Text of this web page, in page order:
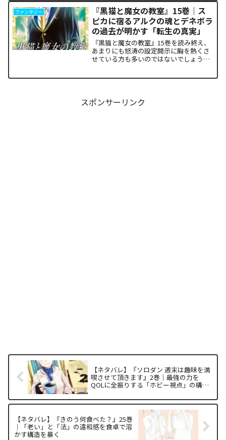
ち塞がります。彼が主張する「狂気の平
和論」と四谷友助たち...
ファンタジー
『黒猫と魔女の教室』15巻｜ス
ピカに宿るアルクの魂とデネボラ
の過去が明かす「転生の真実」
『黒猫と魔女の教室』15巻を読み終え、
あまりにも怒涛の設定開示に胸を熱くさ
せている方も多いのではないでしょう
スポンサーリンク
【ネタバレ】『ソロダン 週末は趣味を満
喫させて頂きます』2巻｜最強の力を
QOLに全振りする「ホビー視点」の構造
【ネタバレ】『きのう何食べた？』25巻
｜「老い」と「法」の違和感を食卓で溶
かす構造を暴く